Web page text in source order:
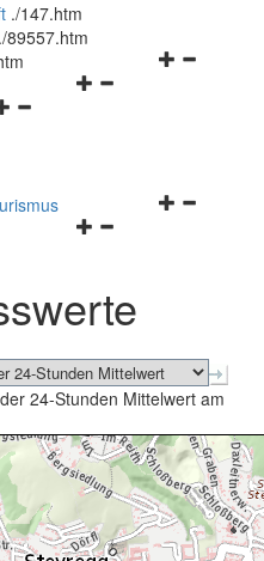
./147.htm
./89557.htm
Navigationsmenü
Navigationsmenü
schließen
24-Stunden Mittelwert am